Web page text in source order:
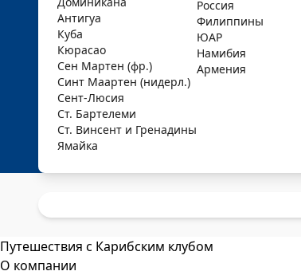
Антигуа
Куба
Кюрасао
Сен Мартен (фр.)
Синт Маартен (нидерл.)
Сент-Люсия
Ст. Бартелеми
Ст. Винсент и Гренадины
Ямайка
Россия
Филиппины
ЮАР
Намибия
Армения
Путешествия с Карибским клубом
О компании